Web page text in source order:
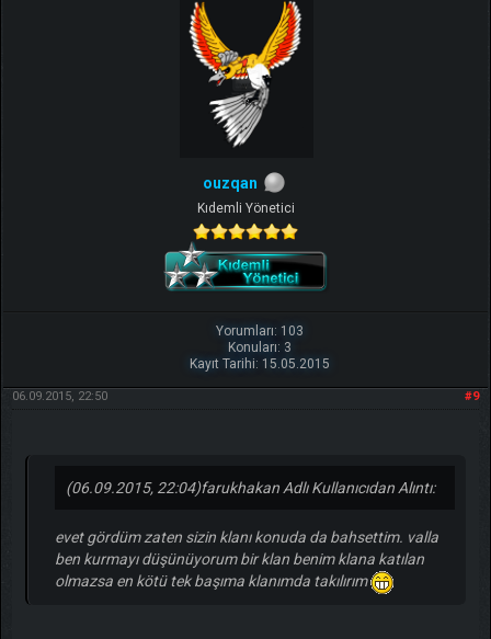
ouzqan
Kıdemli Yönetici
Yorumları: 103
Konuları: 3
Kayıt Tarihi: 15.05.2015
#9
06.09.2015, 22:50
(06.09.2015, 22:04)farukhakan Adlı Kullanıcıdan Alıntı:
evet gördüm zaten sizin klanı konuda da bahsettim. valla
ben kurmayı düşünüyorum bir klan benim klana katılan
olmazsa en kötü tek başıma klanımda takılırım